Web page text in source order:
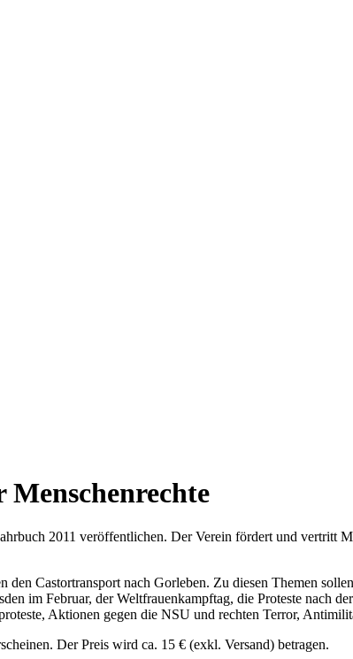
Menschenrechte
2011 veröffentlichen. Der Verein fördert und vertritt
Castortransport nach Gorleben. Zu diesen Themen
im Februar, der Weltfrauenkampftag, die Proteste nach
Aktionen gegen die NSU und rechten Terror,
Der Preis wird ca. 15 € (exkl. Versand) betragen.